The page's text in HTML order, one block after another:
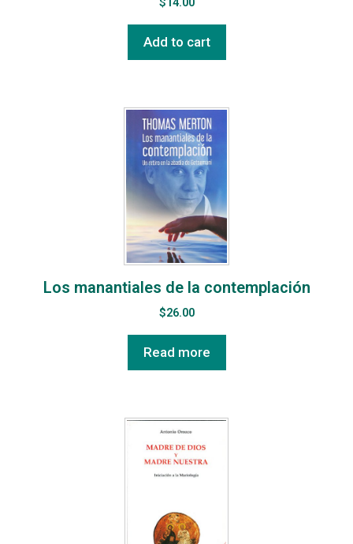
Add to cart
Los manantiales de la contemplación
$26.00
Read more